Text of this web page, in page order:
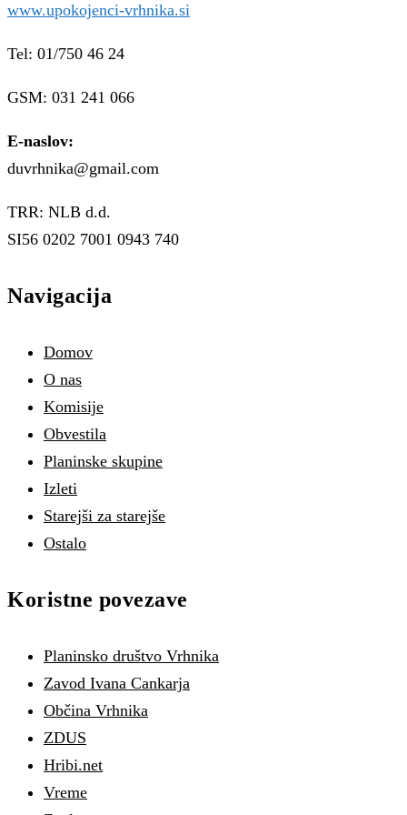
www.upokojenci-vrhnika.si
Tel: 01/750 46 24
GSM: 031 241 066
E-naslov:
duvrhnika@gmail.com
TRR: NLB d.d.
SI56 0202 7001 0943 740
Navigacija
Domov
O nas
Komisije
Obvestila
Planinske skupine
Izleti
Starejši za starejše
Ostalo
Koristne povezave
Planinsko društvo Vrhnika
Zavod Ivana Cankarja
Občina Vrhnika
ZDUS
Hribi.net
Vreme